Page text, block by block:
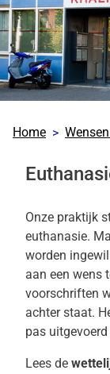
Home
Onze praktijk
euthanasie.
worden
aan een wens
voorschriften
achter staat.
pas
Lees de